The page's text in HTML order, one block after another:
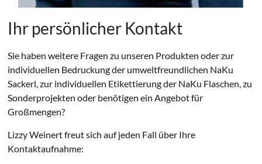
Ihr persönlicher Kontakt
Sie haben weitere Fragen zu unseren Produkten oder zur
individuellen Bedruckung der umweltfreundlichen NaKu
Sackerl, zur individuellen Etikettierung der NaKu Flaschen, zu
Sonderprojekten oder benötigen ein Angebot für
Großmengen?
Lizzy Weinert freut sich auf jeden Fall über Ihre
Kontaktaufnahme: